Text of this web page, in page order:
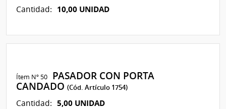
Cantidad: 10,00 UNIDAD
Ítem Nº 50
PASADOR CON PORTA
CANDADO(Cód. Artículo 1754)
Cantidad: 5,00 UNIDAD